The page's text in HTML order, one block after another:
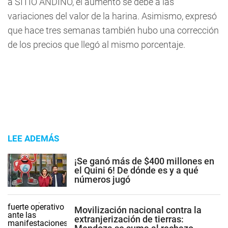
variaciones del valor de la harina. Asimismo, expresó
que hace tres semanas también hubo una corrección
de los precios que llegó al mismo porcentaje.
LEE ADEMÁS
¡Se ganó más de $400 millones en
el Quini 6! De dónde es y a qué
números jugó
Movilización nacional contra la
extranjerización de tierras: